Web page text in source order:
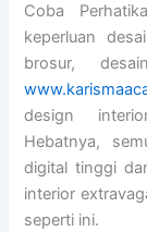
Coba
keperluan
brosur,
design
Hebatnya,
digital tinggi
interior
seperti ini.